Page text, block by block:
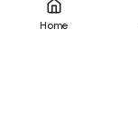
Home